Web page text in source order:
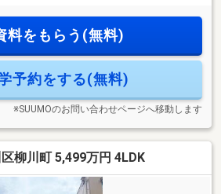
ち1か所はWICで、すっきりとしたお
のあるパントリー付きで、キッチン
やすい立地！お出かけにも便利で
料をもらう(無料)
予約をする(無料)
※SUUMOのお問い合わせページへ移動します
柳川町 5,499万円 4LDK